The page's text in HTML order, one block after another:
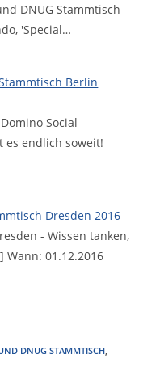
DNUG Stammtisch
'Special…
Berlin
Social
endlich soweit!
Dresden 2016
- Wissen tanken,
01.12.2016
DNUG STAMMTISCH